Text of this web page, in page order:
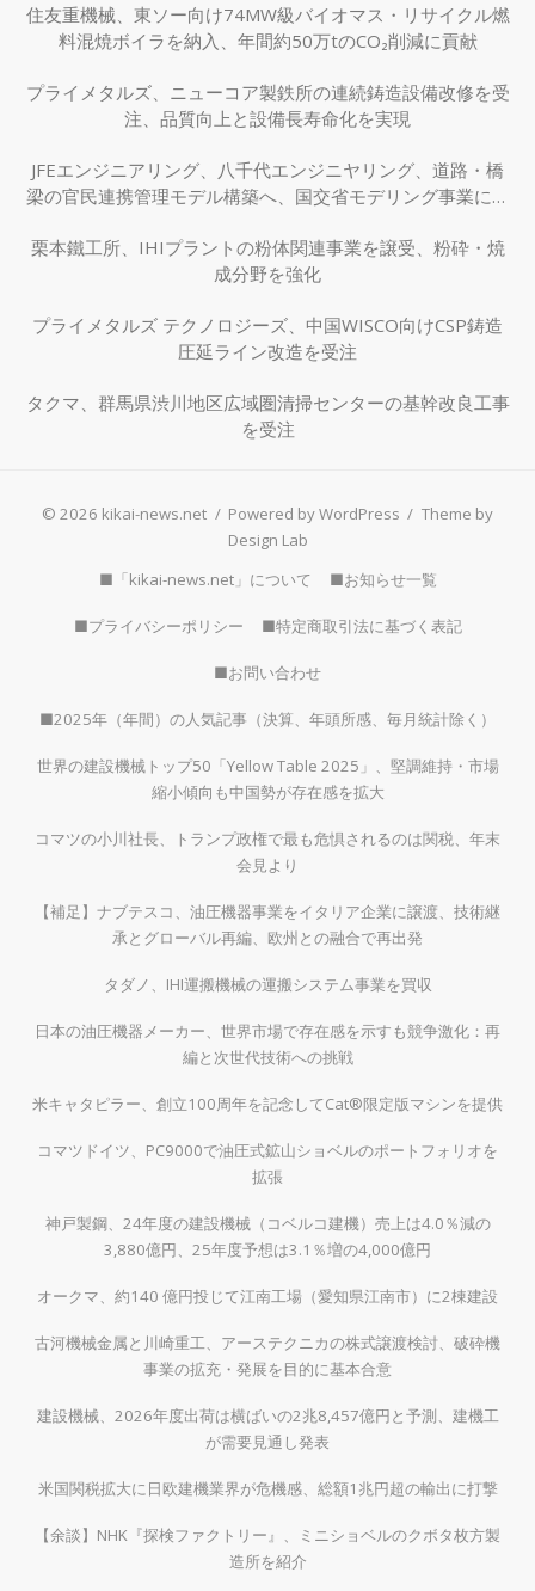
住友重機械、東ソー向け74MW級バイオマス・リサイクル燃
料混焼ボイラを納入、年間約50万tのCO₂削減に貢献
プライメタルズ、ニューコア製鉄所の連続鋳造設備改修を受
注、品質向上と設備長寿命化を実現
JFEエンジニアリング、八千代エンジニヤリング、道路・橋
梁の官民連携管理モデル構築へ、国交省モデリング事業に採
栗本鐵工所、IHIプラントの粉体関連事業を譲受、粉砕・焼
成分野を強化
プライメタルズ テクノロジーズ、中国WISCO向けCSP鋳造
圧延ライン改造を受注
タクマ、群馬県渋川地区広域圏清掃センターの基幹改良工事
を受注
© 2026 kikai-news.net / Powered by WordPress / Theme by
Design Lab
■「kikai-news.net」について
■お知らせ一覧
■プライバシーポリシー ■特定商取引法に基づく表記
■お問い合わせ
■2025年（年間）の人気記事（決算、年頭所感、毎月統計除く）
世界の建設機械トップ50「Yellow Table 2025」、堅調維持・市場
縮小傾向も中国勢が存在感を拡大
コマツの小川社長、トランプ政権で最も危惧されるのは関税、年末
会見より
【補足】ナブテスコ、油圧機器事業をイタリア企業に譲渡、技術継
承とグローバル再編、欧州との融合で再出発
タダノ、IHI運搬機械の運搬システム事業を買収
日本の油圧機器メーカー、世界市場で存在感を示すも競争激化：再
編と次世代技術への挑戦
米キャタピラー、創立100周年を記念してCat®限定版マシンを提供
コマツドイツ、PC9000で油圧式鉱山ショベルのポートフォリオを
拡張
神戸製鋼、24年度の建設機械（コベルコ建機）売上は4.0％減の
3,880億円、25年度予想は3.1％増の4,000億円
オークマ、約140 億円投じて江南工場（愛知県江南市）に2棟建設
古河機械金属と川崎重工、アーステクニカの株式譲渡検討、破砕機
事業の拡充・発展を目的に基本合意
建設機械、2026年度出荷は横ばいの2兆8,457億円と予測、建機工
が需要見通し発表
米国関税拡大に日欧建機業界が危機感、総額1兆円超の輸出に打撃
【余談】NHK『探検ファクトリー』、ミニショベルのクボタ枚方製
造所を紹介